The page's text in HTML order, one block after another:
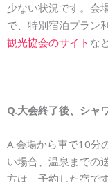
少ない状況です。会
で、特別宿泊プラン
観光協会のサイト な
Q.大会終了後、シャ
A.会場から車で10分
い場合、温泉までの
方は、予約した宿で